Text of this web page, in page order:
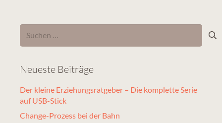
Suchen
nach:
Neueste Beiträge
Der kleine Erziehungsratgeber – Die komplette Serie
auf USB-Stick
Change-Prozess bei der Bahn